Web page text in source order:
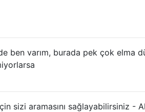
ben varım, burada pek çok elma
sizi aramasını sağlayabilirsiniz -